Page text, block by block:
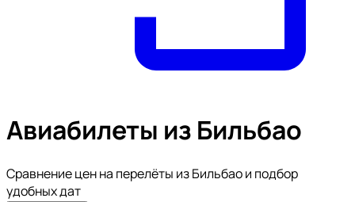
Авиабилеты из Бильбао
Сравнение цен на перелёты из Бильбао и подбор
удобных дат